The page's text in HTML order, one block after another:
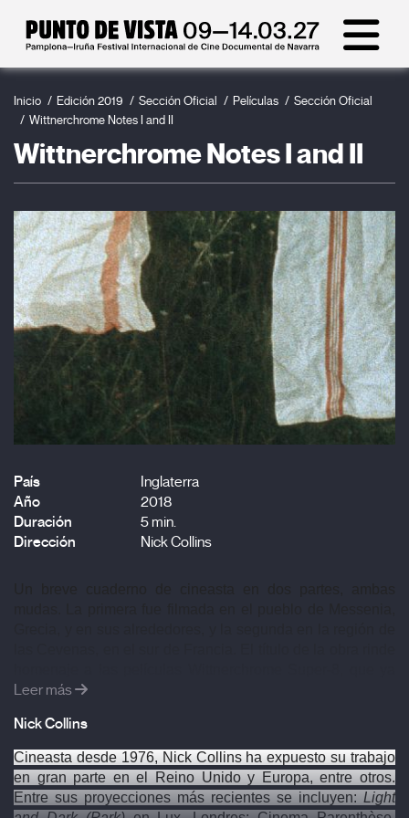
Inicio Edición 2019 Sección Oficial Películas
Sección Oficial
Wittnerchrome Notes I and II
Wittnerchrome Notes I and II
País
Inglaterra
Año
2018
Duración
5 min.
Dirección
Nick Collins
no están disponibles y que presentaban unas
Leer más
Nick Collins
Cineasta desde 1976, Nick Collins ha expuesto su trabajo
en gran parte en el Reino Unido y Europa, entre otros.
Entre sus proyecciones más recientes se incluyen: Light